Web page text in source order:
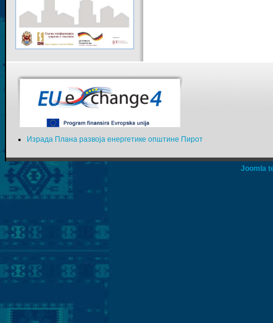
Израда Плана развоја енергетике општине Пирот
Joomla